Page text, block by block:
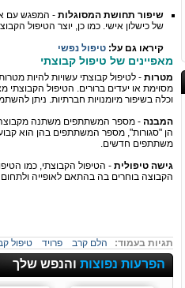
שיפור תחושת המסוגלות - המפגש עם
של כישלון אישי. כמו כן, יוצר הטיפול
קיראו גם על: טיפול נפשי
מאפיינים של טיפול קבוצתי
מטרות - לטיפול קבוצתי עשויות להיות
מסוימת או יעדים ברורים. הטיפול
וכלה בשיפור מיומנויות חברתיות. ניתן
המבנה - מספר המשתתפים משתנה מקבוצה
הן "סגורות", מספר המשתתפים בהן הוא
משתתפים חדשים.
גישה טיפולית - הטיפול הקבוצתי, כמו
הקבוצה בוחרים בה בהתאם לאופייה
תגיות בעמוד: הלם קרב פרויד טיפול
הפרעות נפוצות והנפש שלך